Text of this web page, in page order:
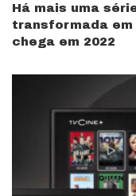
Há mais uma
transformada em
chega em 2022